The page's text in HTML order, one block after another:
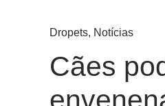
Dropets, Notícias
Cães